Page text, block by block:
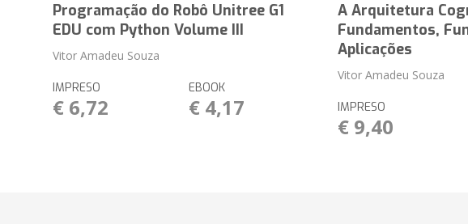
Programação do Robô Unitree G1
EDU com Python Volume III
Vitor Amadeu Souza
IMPRESO
€ 6,72
EBOOK
€ 4,17
A Arquitetura
Fundamentos,
Aplicações
Vitor Amadeu Souza
IMPRESO
€ 9,40